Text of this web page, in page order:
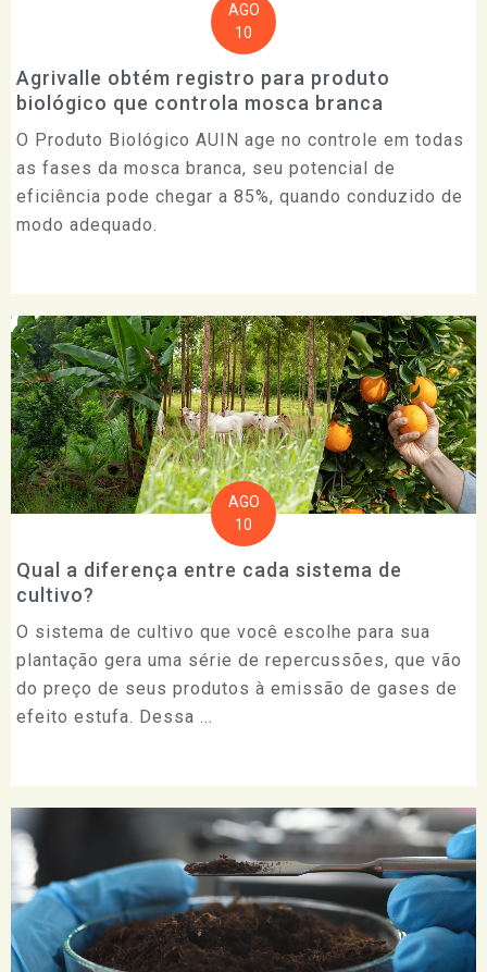
AGO
10
Agrivalle obtém registro para produto
biológico que controla mosca branca
O Produto Biológico AUIN age no controle em todas
as fases da mosca branca, seu potencial de
eficiência pode chegar a 85%, quando conduzido de
modo adequado.
AGO
10
Qual a diferença entre cada sistema de
cultivo?
O sistema de cultivo que você escolhe para sua
plantação gera uma série de repercussões, que vão
do preço de seus produtos à emissão de gases de
efeito estufa. Dessa ...